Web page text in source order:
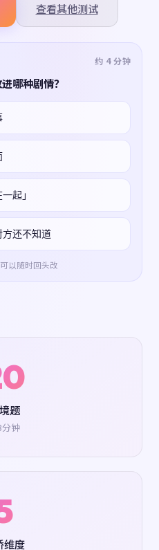
查看其他测试
约 4 分钟
哪种剧情？
起」
方还不知道
以随时回头改
题
钟
维度